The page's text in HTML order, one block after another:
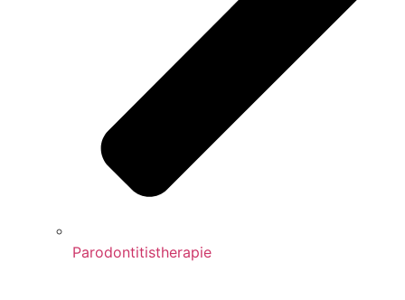
Parodontitistherapie